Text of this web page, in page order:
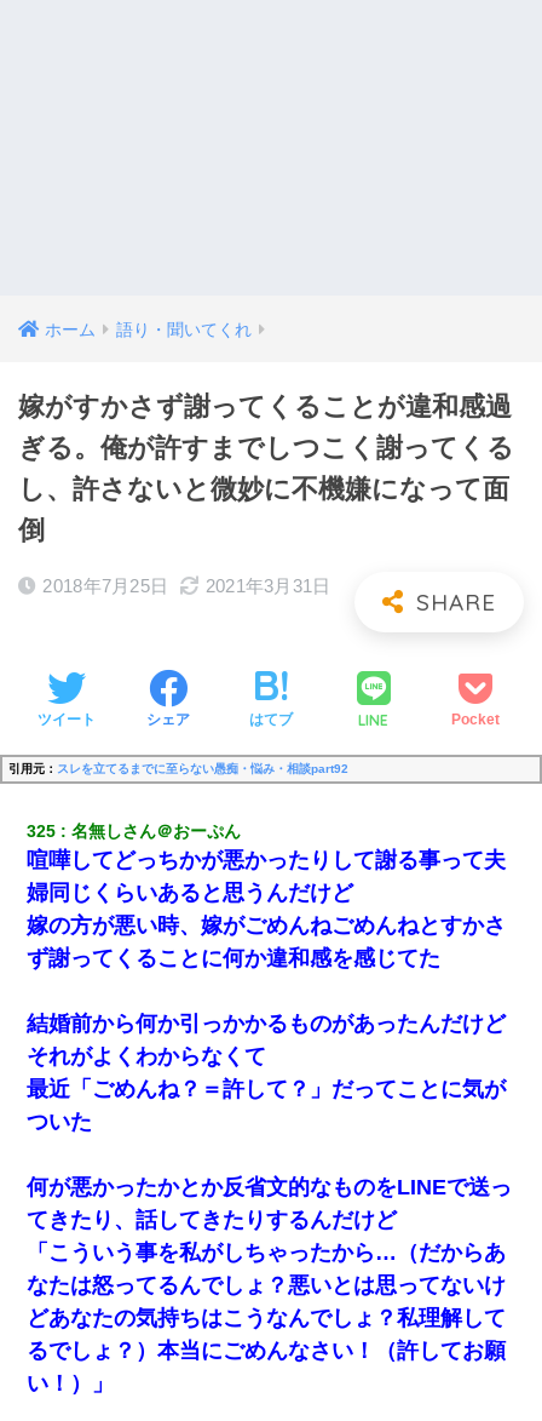
ホーム 語り・聞いてくれ
嫁がすかさず謝ってくることが違和感過
ぎる。俺が許すまでしつこく謝ってくる
し、許さないと微妙に不機嫌になって面
倒
2018年7月25日 2021年3月31日
ツイート シェア はてブ LINE Pocket
引用元： スレを立てるまでに至らない愚痴・悩み・相談part92
325 名無しさん＠おーぷん
喧嘩してどっちかが悪かったりして謝る事って夫
婦同じくらいあると思うんだけど
嫁の方が悪い時、嫁がごめんねごめんねとすかさ
ず謝ってくることに何か違和感を感じてた
結婚前から何か引っかかるものがあったんだけど
それがよくわからなくて
最近「ごめんね？＝許して？」だってことに気が
ついた
何が悪かったかとか反省文的なものをLINEで送っ
てきたり、話してきたりするんだけど
「こういう事を私がしちゃったから…（だからあ
なたは怒ってるんでしょ？悪いとは思ってないけ
どあなたの気持ちはこうなんでしょ？私理解して
るでしょ？）本当にごめんなさい！（許してお願
い！）」